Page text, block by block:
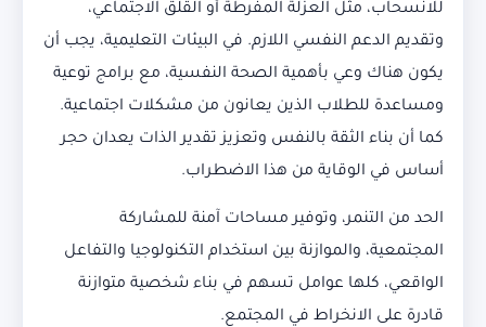
للانسحاب، مثل العزلة المفرطة أو القلق الاجتماعي،
وتقديم الدعم النفسي اللازم. في البيئات التعليمية، يجب أن
يكون هناك وعي بأهمية الصحة النفسية، مع برامج توعية
ومساعدة للطلاب الذين يعانون من مشكلات اجتماعية.
كما أن بناء الثقة بالنفس وتعزيز تقدير الذات يعدان حجر
أساس في الوقاية من هذا الاضطراب.
الحد من التنمر، وتوفير مساحات آمنة للمشاركة
المجتمعية، والموازنة بين استخدام التكنولوجيا والتفاعل
الواقعي، كلها عوامل تسهم في بناء شخصية متوازنة
قادرة على الانخراط في المجتمع.